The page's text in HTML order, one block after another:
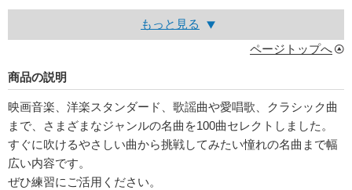
もっと見る
ページトップへ
商品の説明
映画音楽、洋楽スタンダード、歌謡曲や愛唱歌、クラシック曲
まで、さまざまなジャンルの名曲を100曲セレクトしました。
すぐに吹けるやさしい曲から挑戦してみたい憧れの名曲まで幅
広い内容です。
ぜひ練習にご活用ください。